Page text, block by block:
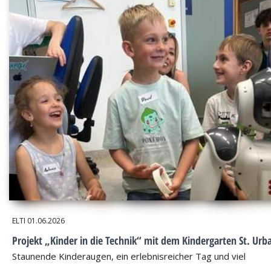
ELTI 01.06.2026
Projekt „Kinder in die Technik“ mit dem Kindergarten St.
Staunende Kinderaugen, ein erlebnisreicher Tag und viel